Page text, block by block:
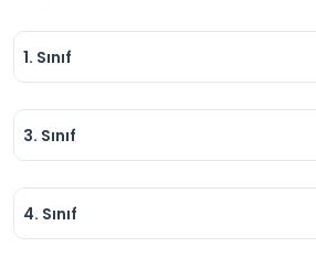
1. Sınıf
3. Sınıf
4. Sınıf